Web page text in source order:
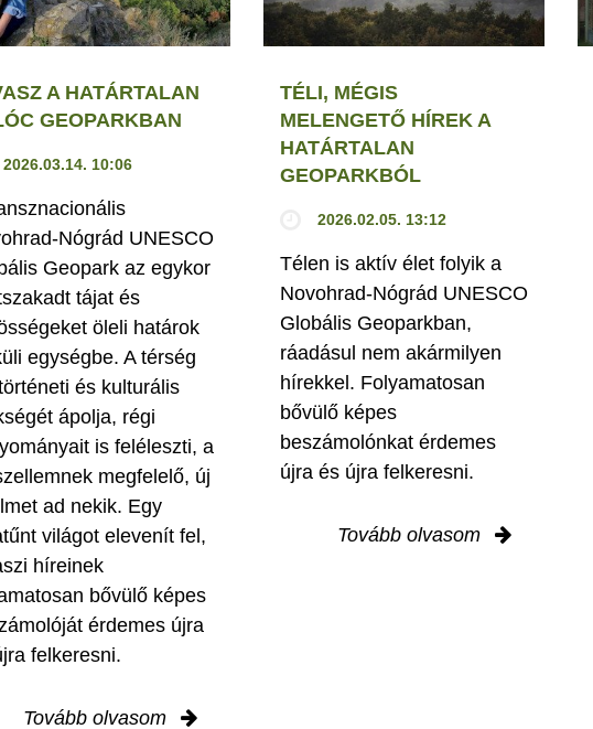
A HATÁRTALAN
GEOPARKBAN
2026.03.14. 10:06
Nógrád UNESCO
Geopark az egykor
tájat és
öleli határok
egységbe. A térség
és kulturális
ápolja, régi
is feléleszti, a
megfelelő, új
ad nekik. Egy
világot elevenít fel,
híreinek
bővülő képes
érdemes újra
felkeresni.
Tovább olvasom
TÉLI, MÉGIS
MELENGETŐ HÍREK A
HATÁRTALAN
GEOPARKBÓL
2026.02.05. 13:12
Télen is aktív élet folyik a
Novohrad-Nógrád UNESCO
Globális Geoparkban,
ráadásul nem akármilyen
hírekkel. Folyamatosan
bővülő képes
beszámolónkat érdemes
újra és újra felkeresni.
Tovább olvasom